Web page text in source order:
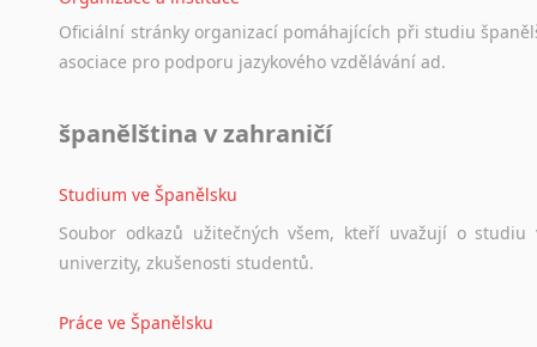
Oficiální stránky organizací pomáhajících při studiu
asociace pro podporu jazykového vzdělávání ad.
španělština v zahraničí
Studium ve Španělsku
Soubor odkazů užitečných všem, kteří uvažují o studiu
univerzity, zkušenosti studentů.
Práce ve Španělsku